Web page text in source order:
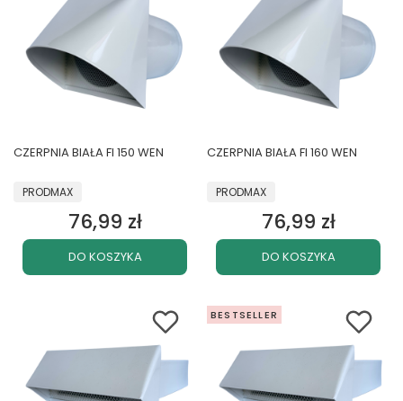
CZERPNIA BIAŁA FI 150 WEN
PRODUCENT
PRODMAX
Cena
76,99 zł
DO KOSZYKA
CZERPNIA BIAŁA FI 160 WEN
PRODUCENT
PRODMAX
Cena
76,99 zł
DO KOSZYKA
BESTSELLER